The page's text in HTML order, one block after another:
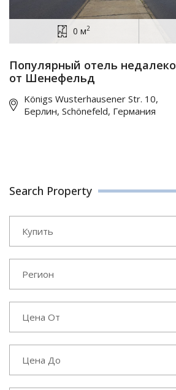
0 м2
Популярный отель недалеко
от Шенефельд
Königs Wusterhausener Str. 10,
Берлин, Schönefeld, Германия
Search Property
Купить
Регион
Цена От
Цена До